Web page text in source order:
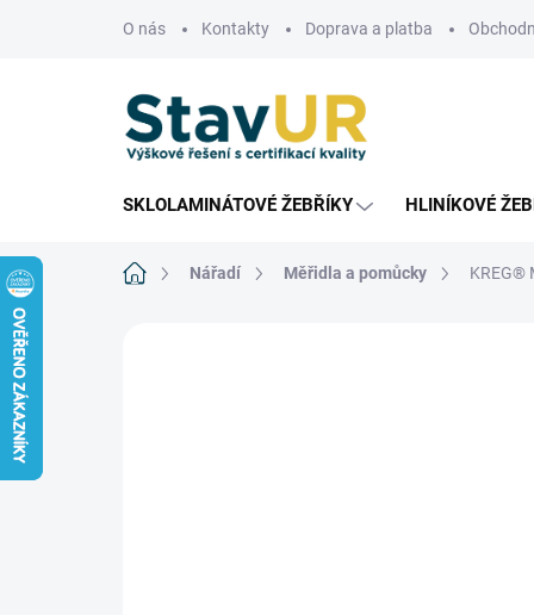
O nás Kontakty Doprava a platba
SKLOLAMINÁTOVÉ ŽEBŘÍKY HLINÍKOVÉ
Domů Nářadí Měřidla a pomůcky KREG®